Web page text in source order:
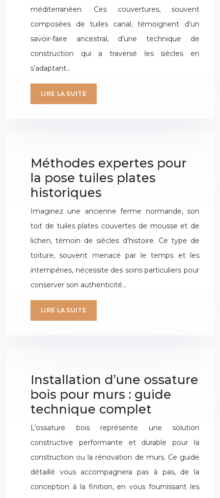
méditerranéen. Ces couvertures, souvent
composées de tuiles canal, témoignent d’un
savoir-faire ancestral, d’une technique de
construction qui a traversé les siècles en
s’adaptant…
LIRE LA SUITE
Méthodes expertes pour
la pose tuiles plates
historiques
Imaginez une ancienne ferme normande, son
toit de tuiles plates couvertes de mousse et de
lichen, témoin de siècles d’histoire. Ce type de
toiture, souvent menacé par le temps et les
intempéries, nécessite des soins particuliers pour
conserver son authenticité…
LIRE LA SUITE
Installation d’une ossature
bois pour murs : guide
technique complet
L’ossature bois représente une solution
constructive performante et durable pour la
construction ou la rénovation de murs. Ce guide
détaillé vous accompagnera pas à pas, de la
conception à la finition, en vous fournissant les